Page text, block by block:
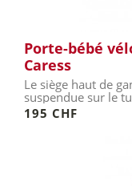
Porte-bébé
Caress
Le siège haut de
suspendue sur le
195 CHF